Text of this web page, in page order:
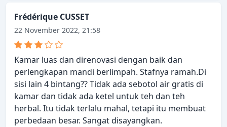
Frédérique CUSSET
22 November 2022, 21:58
Kamar luas dan direnovasi dengan baik dan
perlengkapan mandi berlimpah. Stafnya ramah.Di
sisi lain 4 bintang?? Tidak ada sebotol air gratis di
kamar dan tidak ada ketel untuk teh dan teh
herbal. Itu tidak terlalu mahal, tetapi itu membuat
perbedaan besar. Sangat disayangkan.